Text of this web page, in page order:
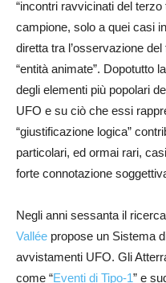
“incontri ravvicinati del
campione, solo a quei casi
diretta tra l’osservazione
“entità animate”. Dopotutto
degli elementi più popolari
UFO e su ciò che essi
“giustificazione logica”
particolari, ed ormai rari,
forte connotazione
Negli anni sessanta il
Vallée propose un Sistema
avvistamenti UFO. Gli
come “Eventi di Tipo-1” e